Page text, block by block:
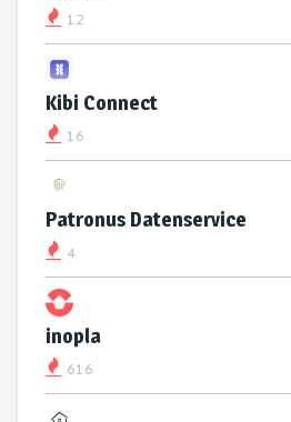
12
Kibi Connect
16
Patronus Datenservice
4
inopla
616